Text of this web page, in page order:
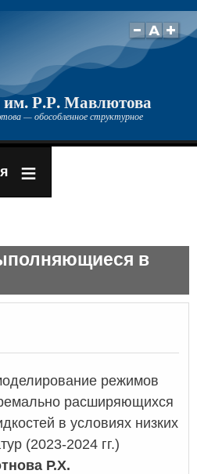
им. Р.Р. Мавлютова
— обособленное структурное
в
режимов
расширяющихся
в условиях низких
(2023-2024 гг.)
Р.Х.